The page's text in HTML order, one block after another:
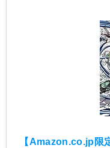
【Amazon.co.jp限